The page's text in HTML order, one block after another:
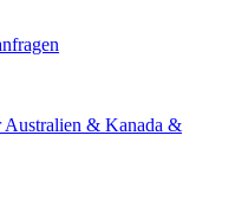
Australien & Kanada &